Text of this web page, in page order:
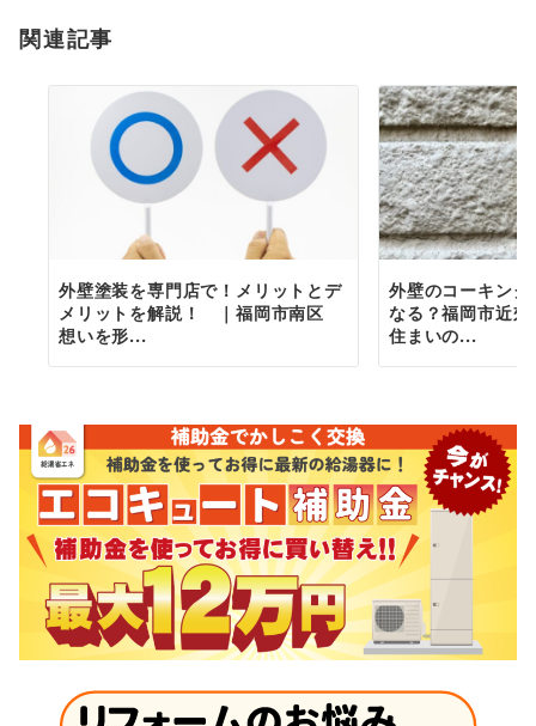
ン
関連記事
外壁塗装を専門店で！メリットとデ
メリットを解説！ ｜福岡市南区
想いを形...
外壁のコーキン
なる？福岡市近
住まいの...